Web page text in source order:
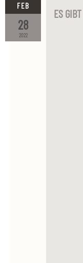
2022
28
FEB
ES